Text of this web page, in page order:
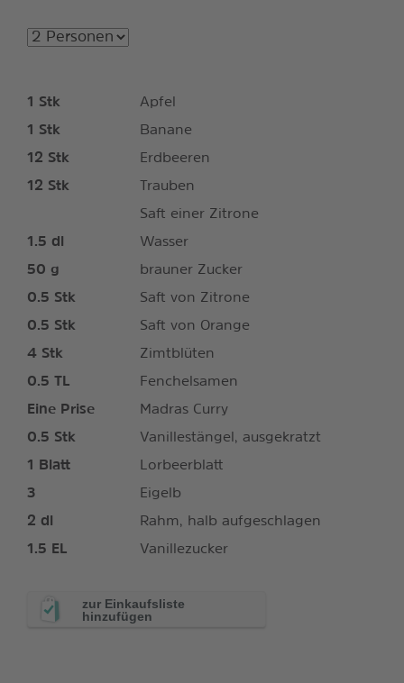
1 Stk
Apfel
1
Stk
Banane
12 Stk
Erdbeeren
12 Stk
Trauben
Saft einer Zitrone
1.5 dl
Wasser
50 g
brauner Zucker
0.5 Stk
Saft von Zitrone
0.5 Stk
Saft von Orange
4 Stk
Zimtblüten
0.5 TL
Fenchelsamen
Eine Prise
Madras Curry
0.5 Stk
Vanillestängel, ausgekratzt
1
Blatt
Lorbeerblatt
3
Eigelb
2 dl
Rahm, halb aufgeschlagen
1.5 EL Vanillezucker
zur Einkaufsliste
hinzufügen